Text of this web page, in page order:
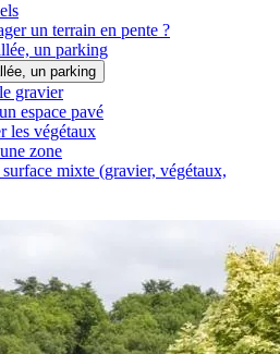
un terrain en pente ?
un parking
un parking
gravier
espace pavé
les végétaux
zone
mixte (gravier, végétaux,